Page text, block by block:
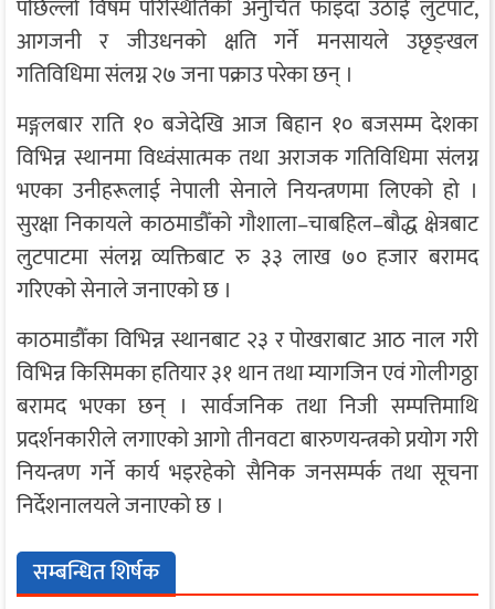
पछिल्लो विषम परिस्थितिको अनुचित फाइदा उठाई लुटपाट,
आगजनी र जीउधनको क्षति गर्ने मनसायले उछृङ्खल
गतिविधिमा संलग्न २७ जना पक्राउ परेका छन् ।
मङ्गलबार राति १० बजेदेखि आज बिहान १० बजसम्म देशका
विभिन्न स्थानमा विध्वंसात्मक तथा अराजक गतिविधिमा संलग्न
भएका उनीहरूलाई नेपाली सेनाले नियन्त्रणमा लिएको हो ।
सुरक्षा निकायले काठमाडौँको गौशाला–चाबहिल–बौद्ध क्षेत्रबाट
लुटपाटमा संलग्न व्यक्तिबाट रु ३३ लाख ७० हजार बरामद
गरिएको सेनाले जनाएको छ ।
काठमाडौँका विभिन्न स्थानबाट २३ र पोखराबाट आठ नाल गरी
विभिन्न किसिमका हतियार ३१ थान तथा म्यागजिन एवं गोलीगठ्ठा
बरामद भएका छन् । सार्वजनिक तथा निजी सम्पत्तिमाथि
प्रदर्शनकारीले लगाएको आगो तीनवटा बारुणयन्त्रको प्रयोग गरी
नियन्त्रण गर्ने कार्य भइरहेको सैनिक जनसम्पर्क तथा सूचना
निर्देशनालयले जनाएको छ ।
सम्बन्धित शिर्षक